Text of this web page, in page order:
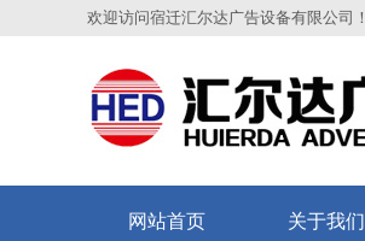
欢迎访问宿迁汇尔达广告设备有限公司！
网站首页 关于我们